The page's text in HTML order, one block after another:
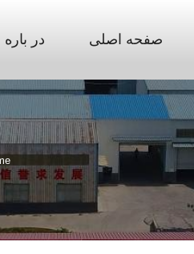
صفحه اصلی در باره